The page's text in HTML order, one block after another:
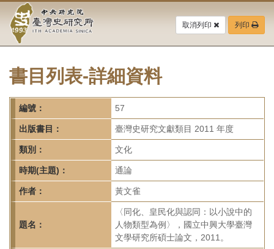
要
中
央
研
究
院-
臺
灣
史
研
究
取消列印 列印
書目列表-詳細資料
編號： 57
出版書目： 臺灣史研究文獻類目 2011 年度
類別： 文化
時期(主題)： 通論
作者： 黃文雀
題名：
〈同化、皇民化與認同：以小說中的
人物類型為例〉，國立中興大學臺灣
文學研究所碩士論文，2011。